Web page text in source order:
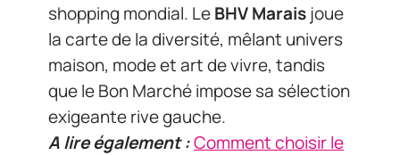
shopping mondial. LeBHV Marais joue
la carte de la diversité, mêlant univers
maison, mode et art de vivre, tandis
que le Bon Marché impose sa sélection
exigeante rive gauche.
A lire également :Comment choisir le